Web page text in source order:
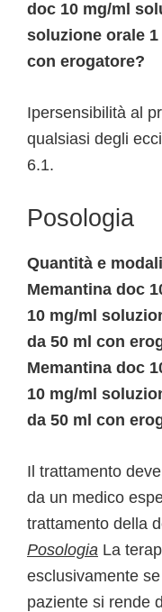
doc 10 mg/ml
soluzione orale 1
con erogatore?
Ipersensibilità al
qualsiasi degli
6.1.
Posologia
Quantità e
Memantina doc
10 mg/ml
da 50 ml con
Memantina doc
10 mg/ml
da 50 ml con
Il trattamento
da un medico
trattamento della
Posologia La
esclusivamente
paziente si rende